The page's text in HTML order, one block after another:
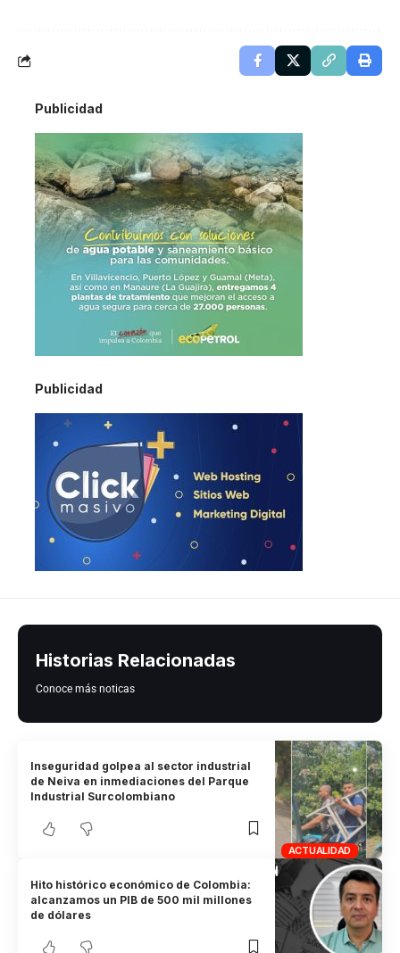
Publicidad
Publicidad
Historias Relacionadas
Conoce más noticas
ACTUALIDAD
Inseguridad golpea al sector industrial
de Neiva en inmediaciones del Parque
Industrial Surcolombiano
Hito histórico económico de Colombia:
alcanzamos un PIB de 500 mil millones
de dólares